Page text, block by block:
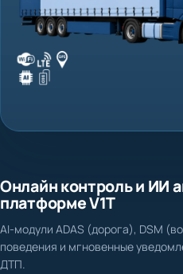
Онлайн контроль и ИИ
платформе V1T
поведения и мгновенные
ДТП.